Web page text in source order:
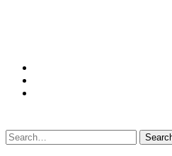
Search
for: